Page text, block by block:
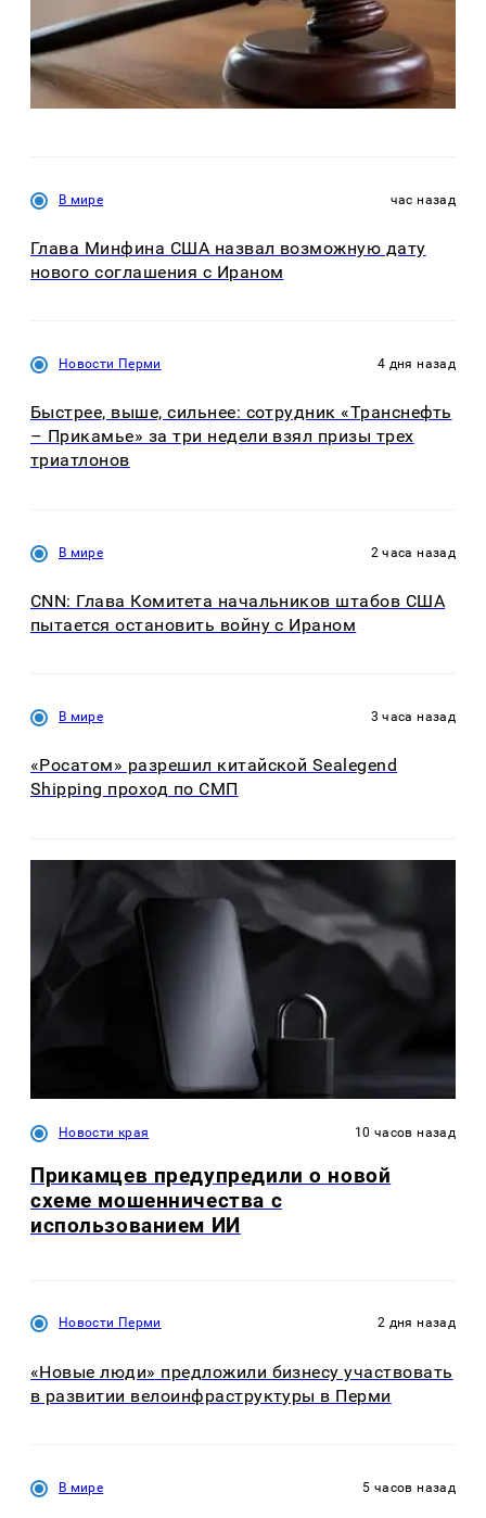
В мире час назад
Глава Минфина США назвал возможную дату
нового соглашения с Ираном
Новости Перми 4 дня назад
Быстрее, выше, сильнее: сотрудник «Транснефть
– Прикамье» за три недели взял призы трех
триатлонов
В мире 2 часа назад
CNN: Глава Комитета начальников штабов США
пытается остановить войну с Ираном
В мире 3 часа назад
«Росатом» разрешил китайской Sealegend
Shipping проход по СМП
Новости края 10 часов назад
Прикамцев предупредили о новой
схеме мошенничества с
использованием ИИ
Новости Перми 2 дня назад
«Новые люди» предложили бизнесу участвовать
в развитии велоинфраструктуры в Перми
В мире 5 часов назад